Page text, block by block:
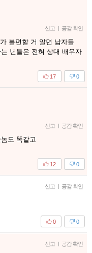
신고 | 공감 확인
불편할 거 알면 남자들
년들은 전혀 상대 배우자
0
17
신고 | 공감 확인
도 똑같고
0
12
신고 | 공감 확인
0
0
신고 | 공감 확인